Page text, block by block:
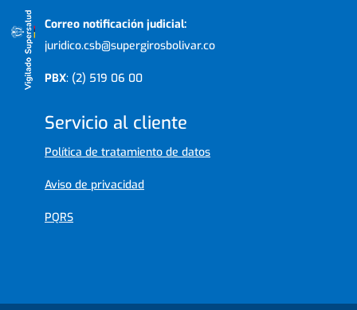
Correo notificación judicial:
juridico.csb@supergirosbolivar.co
PBX: (2) 519 06 00
Servicio al cliente
Política de tratamiento de datos
Aviso de privacidad
PQRS